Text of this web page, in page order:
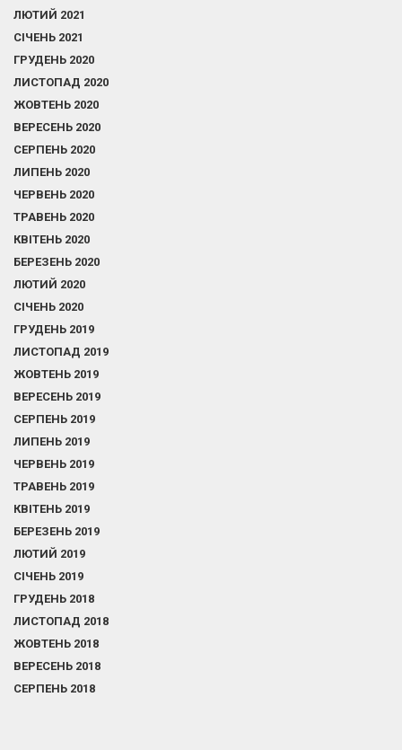
ЛЮТИЙ 2021
СІЧЕНЬ 2021
ГРУДЕНЬ 2020
ЛИСТОПАД 2020
ЖОВТЕНЬ 2020
ВЕРЕСЕНЬ 2020
СЕРПЕНЬ 2020
ЛИПЕНЬ 2020
ЧЕРВЕНЬ 2020
ТРАВЕНЬ 2020
КВІТЕНЬ 2020
БЕРЕЗЕНЬ 2020
ЛЮТИЙ 2020
СІЧЕНЬ 2020
ГРУДЕНЬ 2019
ЛИСТОПАД 2019
ЖОВТЕНЬ 2019
ВЕРЕСЕНЬ 2019
СЕРПЕНЬ 2019
ЛИПЕНЬ 2019
ЧЕРВЕНЬ 2019
ТРАВЕНЬ 2019
КВІТЕНЬ 2019
БЕРЕЗЕНЬ 2019
ЛЮТИЙ 2019
СІЧЕНЬ 2019
ГРУДЕНЬ 2018
ЛИСТОПАД 2018
ЖОВТЕНЬ 2018
ВЕРЕСЕНЬ 2018
СЕРПЕНЬ 2018